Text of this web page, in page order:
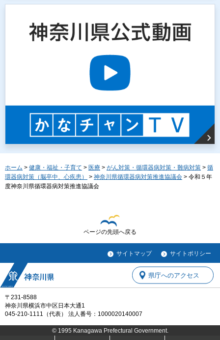
ホーム > 健康・福祉・子育て > 医療 > がん対策・循環器病対策・難病対策 > 循
環器病対策（脳卒中、心疾患）
> 神奈川県循環器病対策推進協議会 > 令和５年
度神奈川県循環器病対策推進協議会
ページの先頭へ戻る
サイトマップ サイトポリシー
〒231-8588
神奈川県横浜市中区日本大通1
045-210-1111（代表） 法人番号：1000020140007
県庁へのアクセス
© 1995 Kanagawa Prefectural Government.